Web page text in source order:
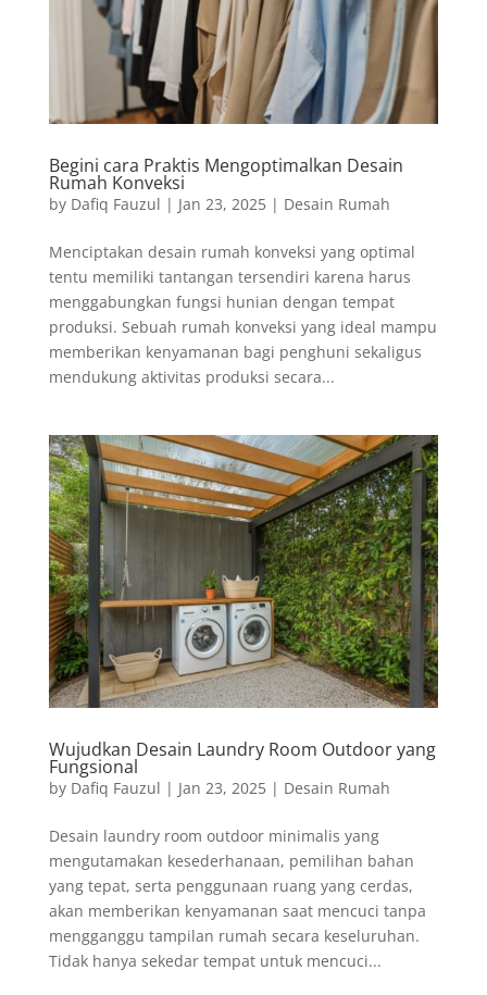
Begini cara Praktis Mengoptimalkan Desain
Rumah Konveksi
by Dafiq Fauzul | Jan 23, 2025| Desain Rumah
Menciptakan desain rumah konveksi yang optimal
tentu memiliki tantangan tersendiri karena harus
menggabungkan fungsi hunian dengan tempat
produksi. Sebuah rumah konveksi yang ideal mampu
memberikan kenyamanan bagi penghuni sekaligus
mendukung aktivitas produksi secara...
Wujudkan Desain Laundry Room Outdoor yang
Fungsional
by Dafiq Fauzul | Jan 23, 2025| Desain Rumah
Desain laundry room outdoor minimalis yang
mengutamakan kesederhanaan, pemilihan bahan
yang tepat, serta penggunaan ruang yang cerdas,
akan memberikan kenyamanan saat mencuci tanpa
mengganggu tampilan rumah secara keseluruhan.
Tidak hanya sekedar tempat untuk mencuci...